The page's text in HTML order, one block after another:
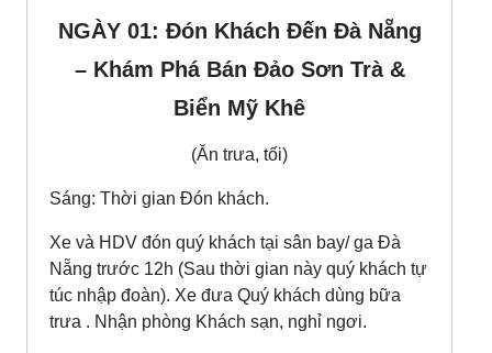
NGÀY 01: Đón Khách Đến Đà Nẵng
– Khám Phá Bán Đảo Sơn Trà &
Biển Mỹ Khê
(Ăn trưa, tối)
Sáng: Thời gian Đón khách.
Xe và HDV đón quý khách tại sân bay/ ga Đà
Nẵng trước 12h (Sau thời gian này quý khách tự
túc nhập đoàn). Xe đưa Quý khách dùng bữa
trưa . Nhận phòng Khách sạn, nghỉ ngơi.